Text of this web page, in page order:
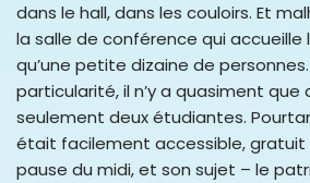
dans le hall, dans les couloirs. Et
la salle de conférence qui accueille
qu’une petite dizaine de
particularité, il n’y a quasiment
seulement deux étudiantes.
était facilement accessible,
pause du midi, et son sujet – le